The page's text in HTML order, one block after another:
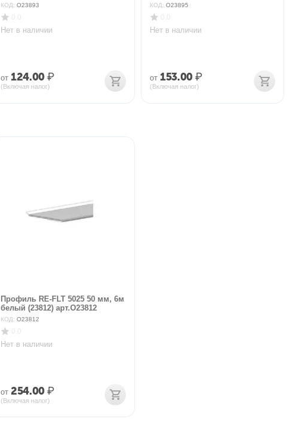
КОД: O23893
Нет в наличии
от 124.00₽
(Включая налог)
КОД: O23895
Нет в наличии
от 153.00₽
(Включая налог)
Профиль RE-FLT 5025 50 мм, 6м
белый (23812) арт.O23812
КОД: O23812
Нет в наличии
от 254.00₽
(Включая налог)